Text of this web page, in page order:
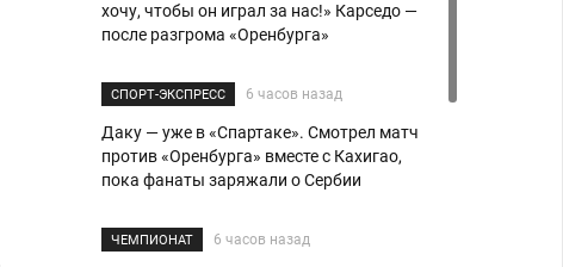
хочу, чтобы он играл за нас!» Карседо —
после разгрома «Оренбурга»
СПОРТ-ЭКСПРЕСС 6 часов назад
Даку — уже в «Спартаке». Смотрел матч
против «Оренбурга» вместе с Кахигао,
пока фанаты заряжали о Сербии
ЧЕМПИОНАТ 6 часов назад